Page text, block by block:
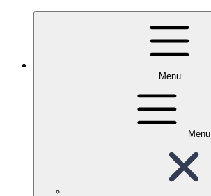
Menu
Menu